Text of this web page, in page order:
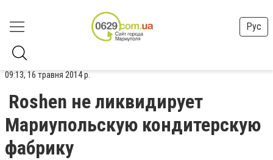
Рус
09:13, 16 травня 2014 р.
Roshen не ликвидирует
Мариупольскую кондитерскую
фабрику